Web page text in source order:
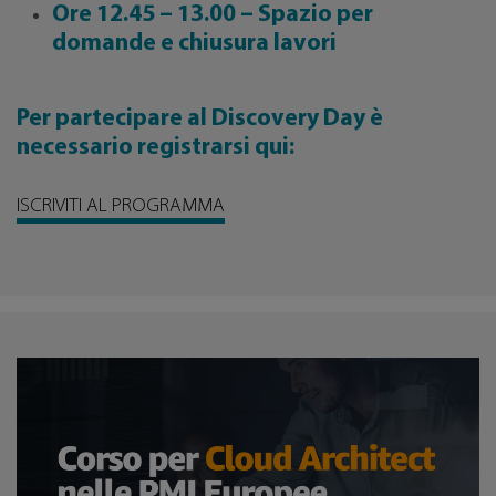
Ore 12.45 – 13.00 – Spazio per
domande e chiusura lavori
Per partecipare al Discovery Day è
necessario registrarsi qui:
ISCRIVITI AL PROGRAMMA